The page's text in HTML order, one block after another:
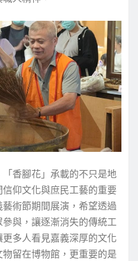
香腳花」承載的不只是地
仰文化與庶民工藝的重要
術節期間展演，希望透過
與，讓逐漸消失的傳統工
多人看見嘉義深厚的文化
留在博物館，更重要的是